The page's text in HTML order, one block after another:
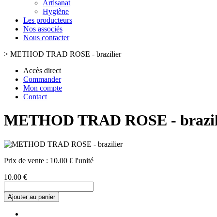
Artisanat
Hygiène
Les producteurs
Nos associés
Nous contacter
> METHOD TRAD ROSE - brazilier
Accès direct
Commander
Mon compte
Contact
METHOD TRAD ROSE -
Prix de vente : 10.00 € l'unité
10.00 €
Ajouter au panier